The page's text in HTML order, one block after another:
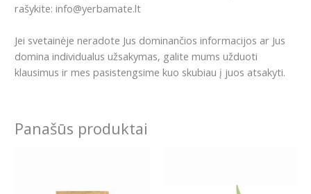
rašykite: info@yerbamate.lt
Jei svetainėje neradote Jus dominančios informacijos ar Jus
domina individualus užsakymas, galite mums užduoti
klausimus ir mes pasistengsime kuo skubiau į juos atsakyti.
Panašūs produktai